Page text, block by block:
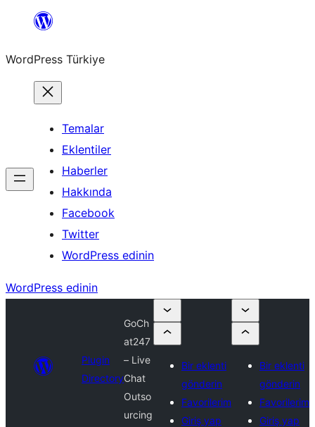
İçeriğe
WordPress Türkiye
Temalar
Eklentiler
Haberler
Hakkında
Facebook
Twitter
WordPress edinin
WordPress edinin
Plugin
Directory
GoCh
at247
– Live
Chat
Outso
urcing
Bir eklenti
gönderin
Favorilerim
Giriş yap
Bir eklenti
gönderin
Favorilerim
Giriş yap